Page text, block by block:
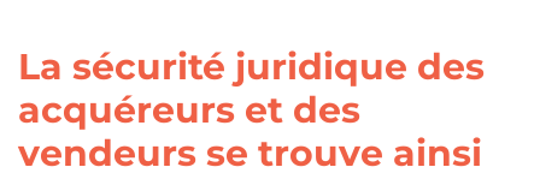
La sécurité juridique des
acquéreurs et des
vendeurs se trouve ainsi